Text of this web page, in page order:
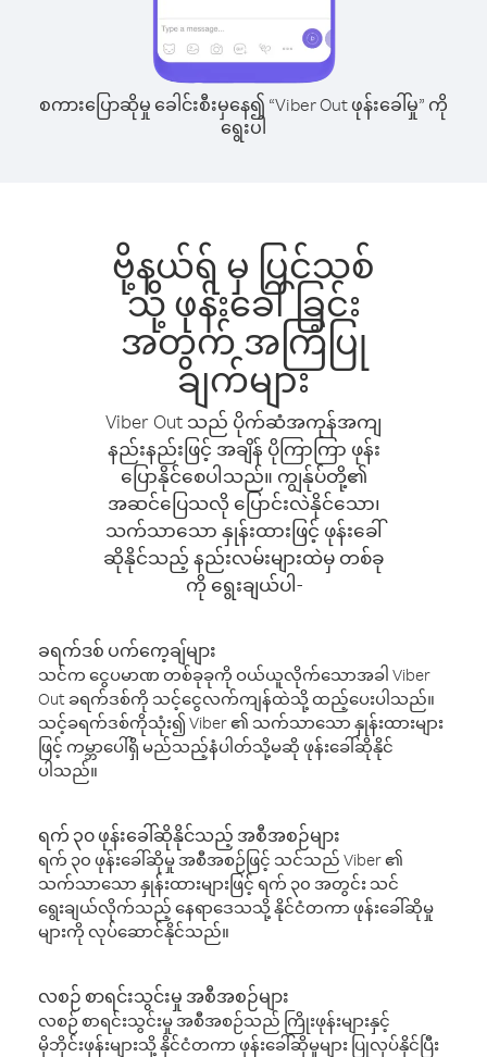
စကားပြောဆိုမှု ခေါင်းစီးမှနေ၍ “Viber Out ဖုန်းခေါ်မှု” ကို
ရွေးပါ
ဗို့နယ်ရ် မှ ပြင်သစ်
သို့ ဖုန်းခေါ်ခြင်း
အတွက် အကြံပြု
ချက်များ
Viber Out သည် ပိုက်ဆံအကုန်အကျ
နည်းနည်းဖြင့် အချိန် ပိုကြာကြာ ဖုန်း
ပြောနိုင်စေပါသည်။ ကျွန်ုပ်တို့၏
အဆင်ပြေသလို ပြောင်းလဲနိုင်သော၊
သက်သာသော နှုန်းထားဖြင့် ဖုန်းခေါ်
ဆိုနိုင်သည့် နည်းလမ်းများထဲမှ တစ်ခု
ကို ရွေးချယ်ပါ-
ခရက်ဒစ် ပက်ကေ့ချ်များ
သင်က ငွေပမာဏ တစ်ခုခုကို ဝယ်ယူလိုက်သောအခါ Viber
Out ခရက်ဒစ်ကို သင့်ငွေလက်ကျန်ထဲသို့ ထည့်ပေးပါသည်။
သင့်ခရက်ဒစ်ကိုသုံး၍ Viber ၏ သက်သာသော နှုန်းထားများ
ဖြင့် ကမ္ဘာပေါ်ရှိ မည်သည့်နံပါတ်သို့မဆို ဖုန်းခေါ်ဆိုနိုင်
ပါသည်။
ရက် ၃၀ ဖုန်းခေါ်ဆိုနိုင်သည့် အစီအစဉ်များ
ရက် ၃၀ ဖုန်းခေါ်ဆိုမှု အစီအစဉ်ဖြင့် သင်သည် Viber ၏
သက်သာသော နှုန်းထားများဖြင့် ရက် ၃၀ အတွင်း သင်
ရွေးချယ်လိုက်သည့် နေရာဒေသသို့ နိုင်ငံတကာ ဖုန်းခေါ်ဆိုမှု
များကို လုပ်ဆောင်နိုင်သည်။
လစဉ် စာရင်းသွင်းမှု အစီအစဉ်များ
လစဉ် စာရင်းသွင်းမှု အစီအစဉ်သည် ကြိုးဖုန်းများနှင့်
မိုဘိုင်းဖုန်းများသို့ နိုင်ငံတကာ ဖုန်းခေါ်ဆိုမှုများ ပြုလုပ်နိုင်ပြီး